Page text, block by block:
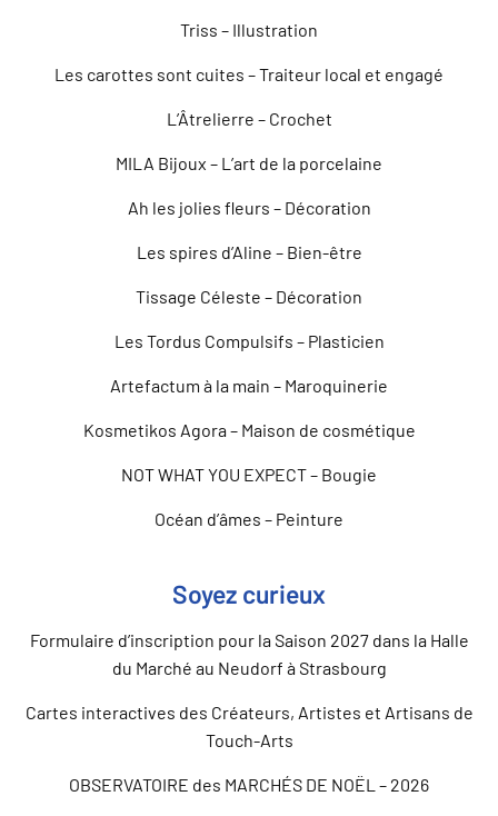
Triss – Illustration
Les carottes sont cuites – Traiteur local et engagé
L’Âtrelierre – Crochet
MILA Bijoux – L’art de la porcelaine
Ah les jolies fleurs – Décoration
Les spires d’Aline – Bien-être
Tissage Céleste – Décoration
Les Tordus Compulsifs – Plasticien
Artefactum à la main – Maroquinerie
Kosmetikos Agora – Maison de cosmétique
NOT WHAT YOU EXPECT – Bougie
Océan d’âmes – Peinture
Soyez curieux
Formulaire d’inscription pour la Saison 2027 dans la Halle
du Marché au Neudorf à Strasbourg
Cartes interactives des Créateurs, Artistes et Artisans de
Touch-Arts
OBSERVATOIRE des MARCHÉS DE NOËL – 2026